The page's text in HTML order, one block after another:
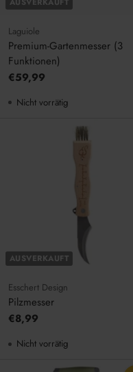
Laguiole
Premium-Gartenmesser (3
Funktionen)
€59,99
Nicht vorrätig
AUSVERKAUFT
Esschert Design
Pilzmesser
€8,99
Nicht vorrätig